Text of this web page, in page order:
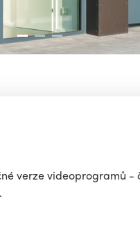
verze videoprogramů -